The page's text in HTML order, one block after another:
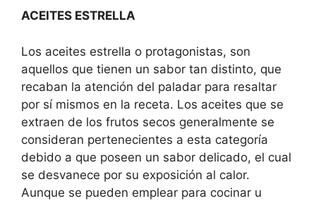
ACEITES ESTRELLA
Los aceites estrella o protagonistas, son
aquellos que tienen un sabor tan distinto, que
recaban la atención del paladar para resaltar
por sí mismos en la receta. Los aceites que se
extraen de los frutos secos generalmente se
consideran pertenecientes a esta categoría
debido a que poseen un sabor delicado, el cual
se desvanece por su exposición al calor.
Aunque se pueden emplear para cocinar u